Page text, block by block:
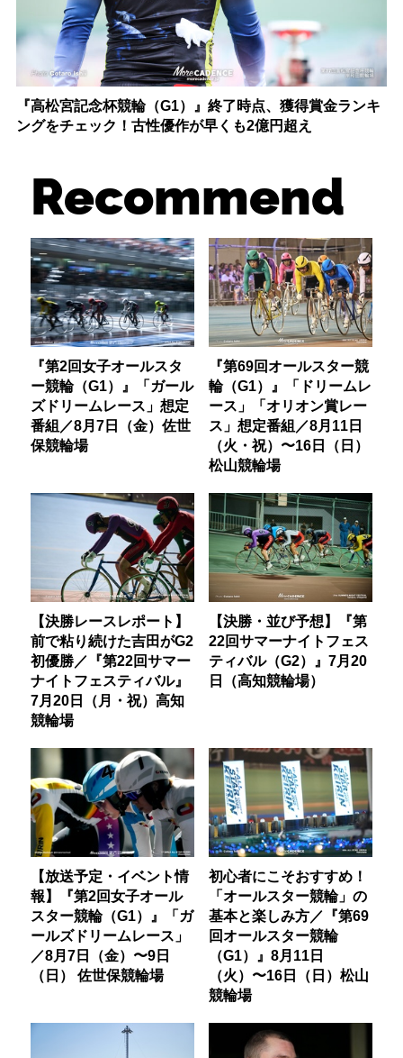
『高松宮記念杯競輪（G1）』終了時点、獲得賞金ランキ
ングをチェック！古性優作が早くも2億円超え
Recommend
『第2回女子オールスタ
ー競輪（G1）』「ガール
ズドリームレース」想定
番組／8月7日（金）佐世
保競輪場
『第69回オールスター競
輪（G1）』「ドリームレ
ース」「オリオン賞レー
ス」想定番組／8月11日
（火・祝）〜16日（日）
松山競輪場
【決勝レースレポート】
前で粘り続けた吉田がG2
初優勝／『第22回サマー
ナイトフェスティバル』
7月20日（月・祝）高知
競輪場
【決勝・並び予想】『第
22回サマーナイトフェス
ティバル（G2）』7月20
日（高知競輪場）
【放送予定・イベント情
報】『第2回女子オール
スター競輪（G1）』「ガ
ールズドリームレース」
／8月7日（金）〜9日
（日） 佐世保競輪場
初心者にこそおすすめ！
「オールスター競輪」の
基本と楽しみ方／『第69
回オールスター競輪
（G1）』8月11日
（火）〜16日（日）松山
競輪場